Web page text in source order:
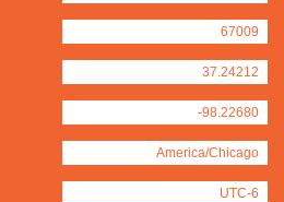
67009
37.24212
-98.22680
America/Chicago
UTC-6